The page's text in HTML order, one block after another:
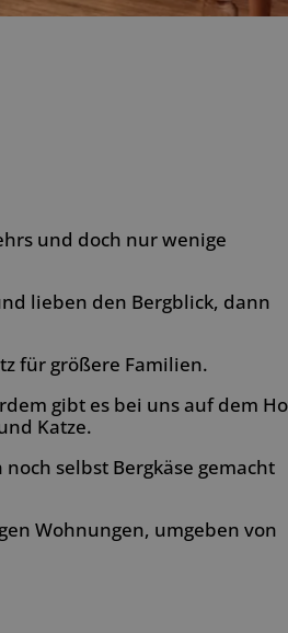
und doch nur wenige
lieben den Bergblick, dann
für größere Familien.
gibt es bei uns auf dem
Katze.
selbst Bergkäse gemacht
Wohnungen, umgeben von